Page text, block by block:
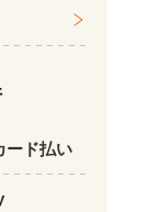
ード払い